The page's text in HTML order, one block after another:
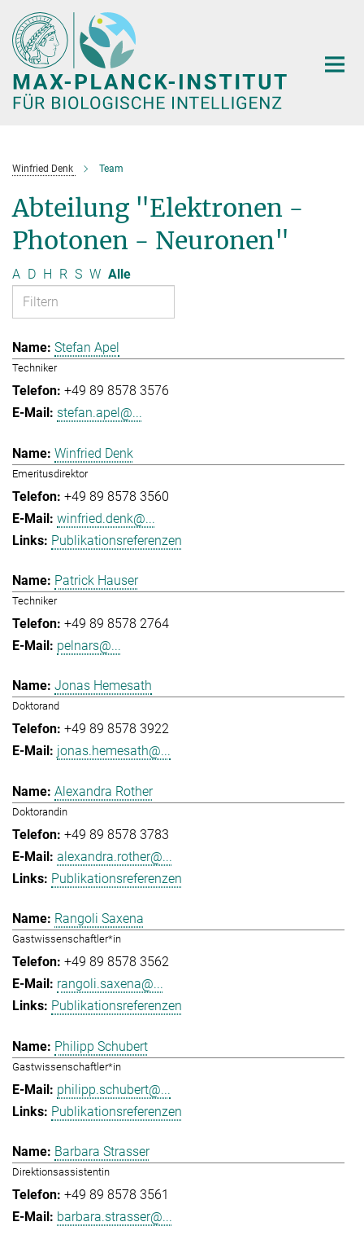
Hauptinhalt
Winfried Denk Team
Abteilung "Elektronen -
Photonen - Neuronen"
A D H R S W Alle
Stefan Apel
Techniker
+49 89 8578 3576
stefan.apel@...
Winfried Denk
Emeritusdirektor
+49 89 8578 3560
winfried.denk@...
Publikationsreferenzen
Patrick Hauser
Techniker
+49 89 8578 2764
pelnars@...
Jonas Hemesath
Doktorand
+49 89 8578 3922
jonas.hemesath@...
Alexandra Rother
Doktorandin
+49 89 8578 3783
alexandra.rother@...
Publikationsreferenzen
Rangoli Saxena
Gastwissenschaftler*in
+49 89 8578 3562
rangoli.saxena@...
Publikationsreferenzen
Philipp Schubert
Gastwissenschaftler*in
philipp.schubert@...
Publikationsreferenzen
Barbara Strasser
Direktionsassistentin
+49 89 8578 3561
barbara.strasser@...